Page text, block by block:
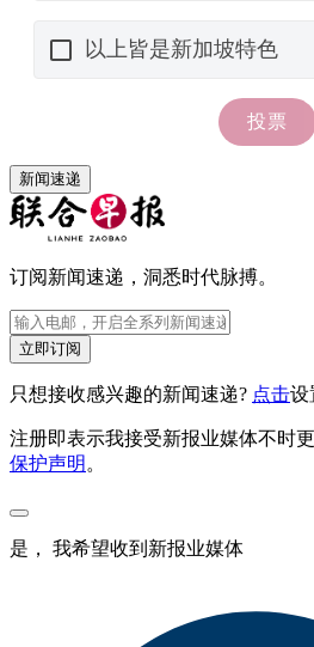
新闻速递
订阅新闻速递，洞悉时代脉搏。
立即订阅
只想接收感兴趣的新闻速递? 点击设
注册即表示我接受新报业媒体不时
保护声明 。
是， 我希望收到新报业媒体